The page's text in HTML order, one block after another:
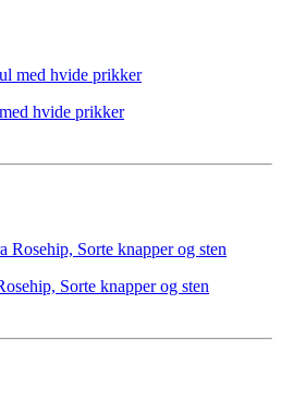
hvide prikker
Sorte knapper og sten